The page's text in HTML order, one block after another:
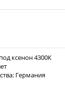
ксенон 4300К
Германия